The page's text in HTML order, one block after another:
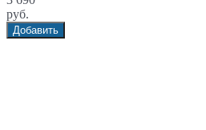
руб.
Добавить